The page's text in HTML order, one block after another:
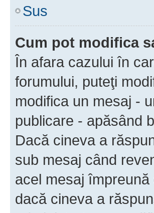
Sus
Cum pot modifica
În afara cazului în
forumului, puteţi
modifica un mesaj -
publicare - apăsând
Dacă cineva a
sub mesaj când
acel mesaj
dacă cineva a